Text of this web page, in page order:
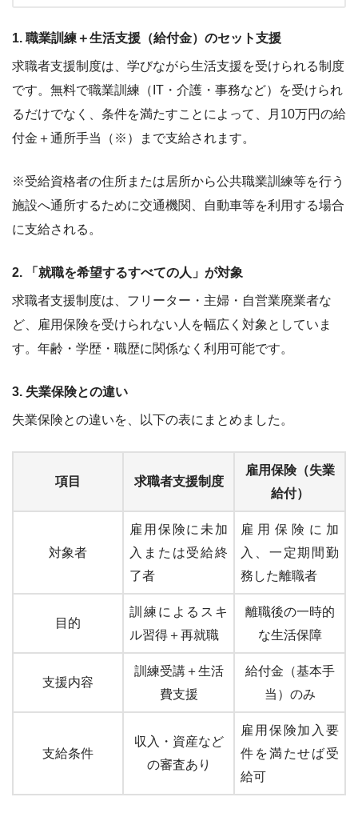
1. 職業訓練＋生活支援（給付金）のセット支援
求職者支援制度は、学びながら生活支援を受けられる制度
です。無料で職業訓練（IT・介護・事務など）を受けられ
るだけでなく、条件を満たすことによって、月10万円の給
付金＋通所手当（※）まで支給されます。
※受給資格者の住所または居所から公共職業訓練等を行う
施設へ通所するために交通機関、自動車等を利用する場合
に支給される。
2. 「就職を希望するすべての人」が対象
求職者支援制度は、フリーター・主婦・自営業廃業者な
ど、雇用保険を受けられない人を幅広く対象としていま
す。年齢・学歴・職歴に関係なく利用可能です。
3. 失業保険との違い
失業保険との違いを、以下の表にまとめました。
項目 求職者支援制度
雇用保険（失業
給付）
対象者
雇用保険に未加
入または受給終
了者
雇用保険に加
入、一定期間勤
務した離職者
目的
訓練によるスキ
ル習得＋再就職
離職後の一時的
な生活保障
支援内容
訓練受講＋生活
費支援
給付金（基本手
当）のみ
支給条件
収入・資産など
の審査あり
雇用保険加入要
件を満たせば受
給可